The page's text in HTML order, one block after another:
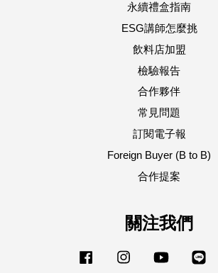
永續禮盒指南
ESG講師怎麼挑
飲料店加盟
檢驗報告
合作夥伴
常見問題
訂閱電子報
Foreign Buyer (B to B)
合作提案
關注我們
Facebook Instagram YouTube